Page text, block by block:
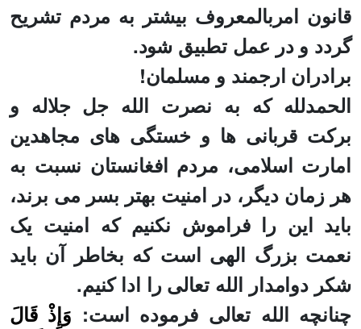
قانون امربالمعروف بیشتر به مردم تشریح
گردد و در عمل تطبیق شود.
برادران ارجمند و مسلمان!
الحمدللهکه به نصرت الله جل جلاله و
برکت قربانی ها و خستگی های مجاهدین
امارت اسلامی، مردم افغانستان نسبت به
هر زمان دیگر، در امنیت بهتر بسر می برند،
باید این را فراموش نکنیم که امنیت یک
نعمت بزرگ الهی است که بخاطر آن باید
شکر دوامدار الله تعالی را ادا کنیم.
چنانچه الله تعالی فرموده است: وَإِذْ قَالَ